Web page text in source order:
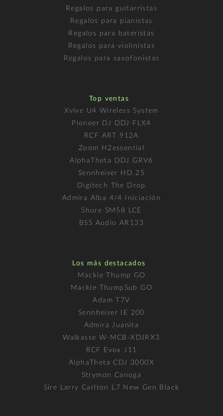
Regalos para guitarristas
Regalos para pianistas
Regalos para bateristas
Regalos para violinistas
Regalos para saxofonistas
Top ventas
Xvive U4 Wireless System
Pioneer DJ DDJ FLX4
RCF ART 912A
Zoom H2essential
AlphaTheta DDJ GRV6
Sennheiser HD 25
Digitech The Drop
Admira Alba 4/4 Iniciación
Shure SM58 LCE
BSS Audio AR133
Los más destacados
Mackie Thump GO
Mackie ThumpSub GO
Adam T7V
Sennheiser IE 200
Admira Juanita
Walkasse W-MCB-XDJRX3
RCF Evox J11
AlphaTheta CDJ 3000X
Strymon Canoga
Sire Larry Carlton L7 New Gen Black